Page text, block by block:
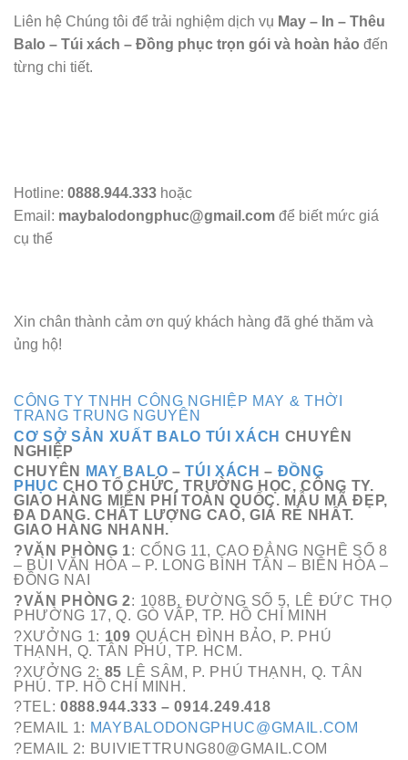
Liên hệ Chúng tôi để trải nghiệm dịch vụ May – In – Thêu
Balo – Túi xách – Đồng phục trọn gói và hoàn hảo đến
từng chi tiết.
Hotline: 0888.944.333 hoặc
Email: maybalodongphuc@gmail.com để biết mức giá
cụ thể
Xin chân thành cảm ơn quý khách hàng đã ghé thăm và
ủng hộ!
CÔNG TY TNHH CÔNG NGHIỆP MAY & THỜI
TRANG TRUNG NGUYÊN
CƠ SỞ SẢN XUẤT BALO TÚI XÁCH CHUYÊN
NGHIỆP
CHUYÊN
MAY BALO –TÚI XÁCH – ĐỒNG
PHỤC CHO TỔ CHỨC, TRƯỜNG HỌC, CÔNG TY.
GIAO HÀNG MIỄN PHÍ TOÀN QUỐC. MẪU MÃ ĐẸP,
ĐA DANG. CHẤT LƯỢNG CAO, GIÁ RẺ NHẤT.
GIAO HÀNG NHANH.
?VĂN PHÒNG 1: CỔNG 11, CAO ĐẲNG NGHỀ SỐ 8
– BÙI VĂN HÒA – P. LONG BÌNH TÂN – BIÊN HÒA –
ĐỒNG NAI
?VĂN PHÒNG 2: 108B, ĐƯỜNG SỐ 5, LÊ ĐỨC THỌ
PHƯỜNG 17, Q. GÒ VẤP, TP. HỒ CHÍ MINH
?XƯỞNG 1: 109 QUÁCH ĐÌNH BẢO, P. PHÚ
THẠNH, Q. TÂN PHÚ, TP. HCM.
?XƯỞNG 2: 85 LÊ SÂM, P. PHÚ THẠNH, Q. TÂN
PHÚ. TP. HỒ CHÍ MINH.
?TEL:0888.944.333 – 0914.249.418
?EMAIL 1: MAYBALODONGPHUC@GMAIL.COM
?EMAIL 2: BUIVIETTRUNG80@GMAIL.COM